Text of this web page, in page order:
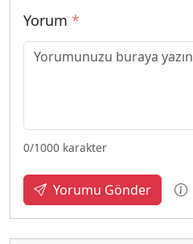
Yorum *
0/1000 karakter
Yorumu Gönder